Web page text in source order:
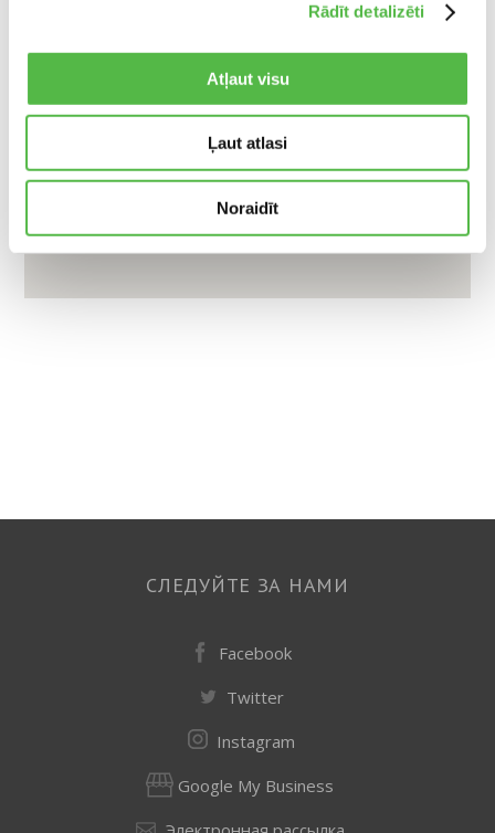
Rādīt detalizēti
Atļaut visu
Ļaut atlasi
Noraidīt
СЛЕДУЙТЕ ЗА НАМИ
Facebook
Twitter
Instagram
Google My Business